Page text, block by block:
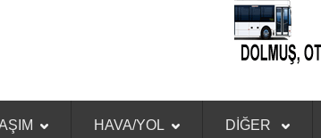
HAVA/YOL DİĞER